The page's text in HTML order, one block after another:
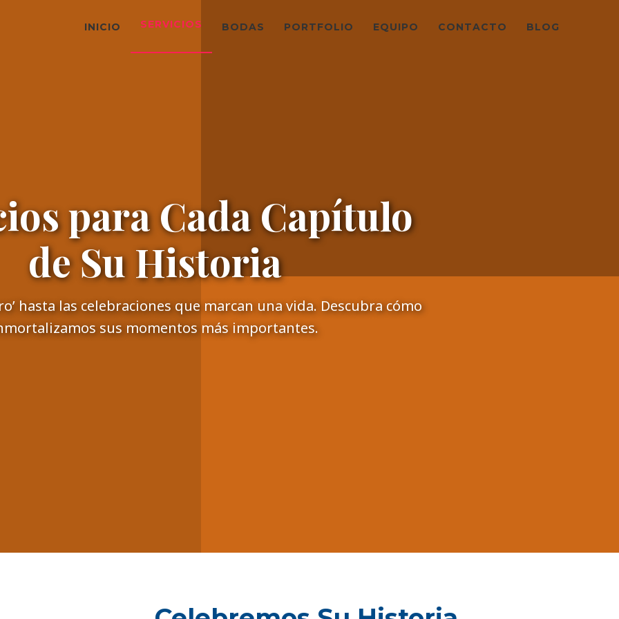
INICIO SERVICIOS BODAS PORTFOLIO EQUIPO CONTACTO BLOG
para Cada Capítulo
de Su Historia
hasta las celebraciones que marcan una vida. Descubra cómo
sus momentos más importantes.